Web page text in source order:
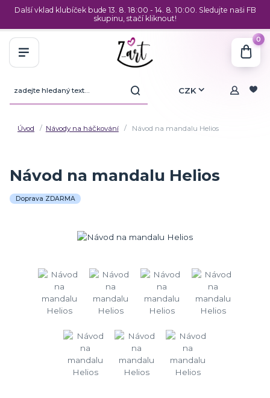
Další vklad klubíček bude 13. 8. 18:00 - 14. 8. 10:00. Sledujte naši FB
skupinu, stačí kliknout!
CZK
0
Úvod Návody na háčkování Návod na mandalu Helios
Návod na mandalu Helios
Doprava ZDARMA